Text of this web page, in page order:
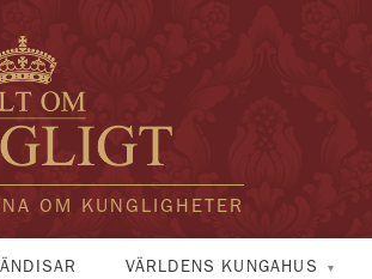
OM KUNGLIGHETER
VÄRLDENS KUNGAHUS